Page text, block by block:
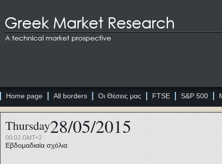
Home page All borders Οι Θέσεις μας FTSE S&P 500
Thursday28/05/2015
00:02 GMT+2
Εβδομαδιαία σχόλια